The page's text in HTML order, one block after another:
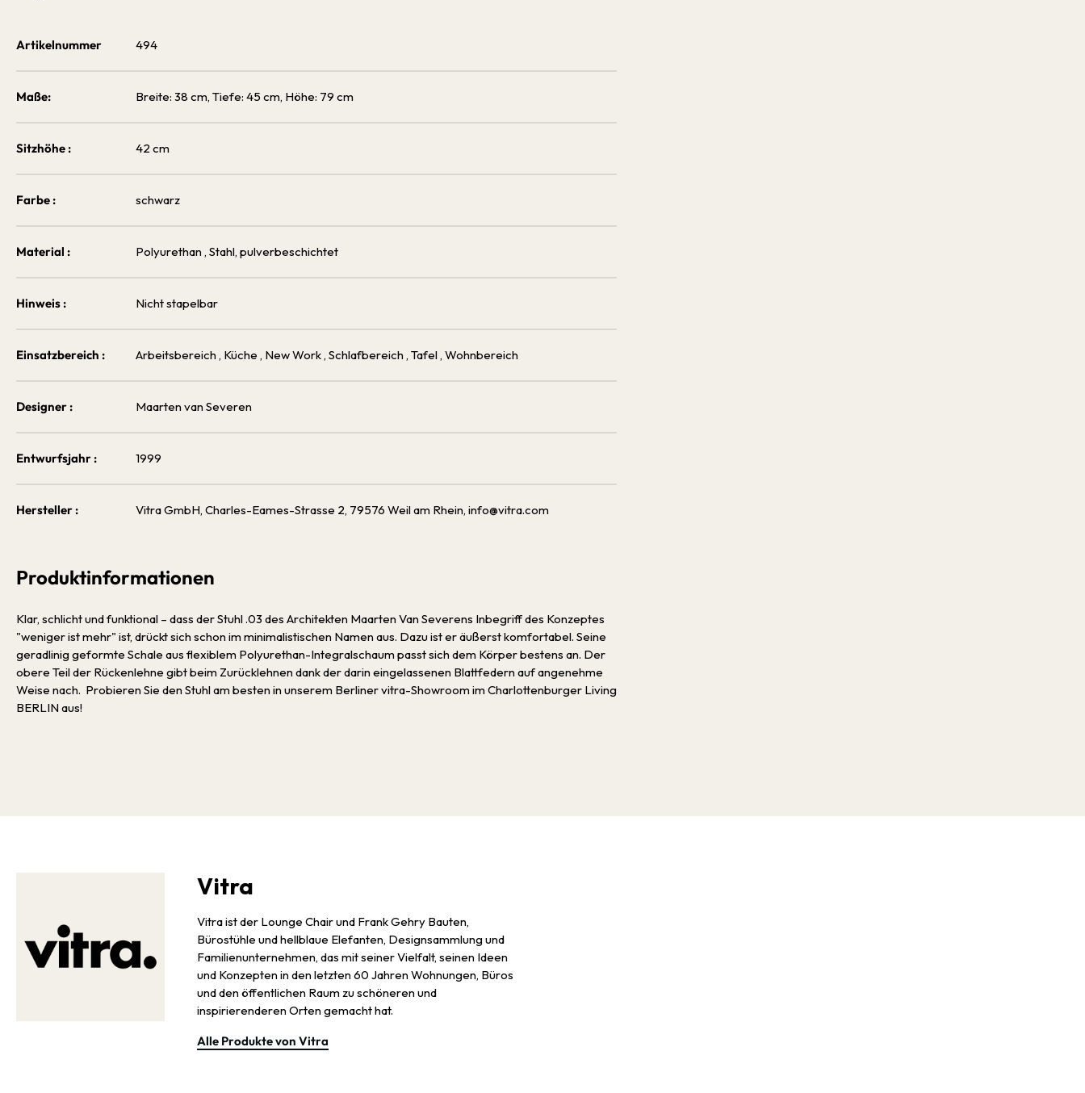
Artikelnummer 494
Maße: Breite: 38 cm, Tiefe: 45 cm, Höhe: 79 cm
Sitzhöhe : 42 cm
Farbe : schwarz
Material : Polyurethan , Stahl, pulverbeschichtet
Hinweis : Nicht stapelbar
Einsatzbereich : Arbeitsbereich , Küche , New Work, Schlafbereich , Tafel, Wohnbereich
Designer : Maarten van Severen
Entwurfsjahr : 1999
Hersteller : Vitra GmbH, Charles-Eames-Strasse 2, 79576 Weil am Rhein, info@vitra.com
Produktinformationen
Klar, schlicht und funktional – dass der Stuhl .03 des Architekten Maarten Van Severens Inbegriff des Konzeptes
"weniger ist mehr" ist, drückt sich schon im minimalistischen Namen aus. Dazu ist er äußerst komfortabel. Seine
geradlinig geformte Schale aus flexiblem Polyurethan-Integralschaum passt sich dem Körper bestens an. Der
obere Teil der Rückenlehne gibt beim Zurücklehnen dank der darin eingelassenen Blattfedern auf angenehme
Weise nach. Probieren Sie den Stuhl am besten in unserem Berliner vitra-Showroom im Charlottenburger Living
BERLIN aus!
Vitra
Vitra ist der Lounge Chair und Frank Gehry Bauten,
Bürostühle und hellblaue Elefanten, Designsammlung und
Familienunternehmen, das mit seiner Vielfalt, seinen Ideen
und Konzepten in den letzten 60 Jahren Wohnungen, Büros
und den öffentlichen Raum zu schöneren und
inspirierenderen Orten gemacht hat.
Alle Produkte von Vitra